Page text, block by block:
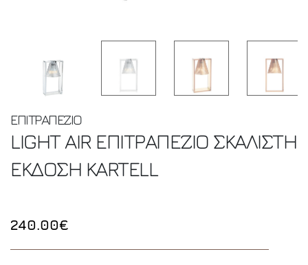
ΕΠΙΤΡΑΠΕΖΙΟ
LIGHT AIR ΕΠΙΤΡΑΠΕΖΙΟ ΣΚΑΛΙΣΤΗ
ΕΚΔΟΣΗ KARTELL
240.00€